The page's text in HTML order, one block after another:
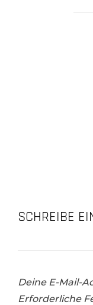
SCHREIBE
Deine E-Mail-
Erforderliche